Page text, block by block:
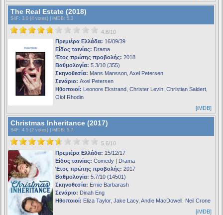
The Real Estate (2018)
S4F : 3.0 (4 votes) | iMDB: 5.3
4.8/10
Πρεμιέρα Ελλάδα: 16/09/39
Είδος ταινίας: Drama
Έτος πρώτης προβολής: 2018
Βαθμολογία: 5.3/10 (355)
Σκηνοθεσία: Mans Mansson, Axel Petersen
Σενάριο: Axel Petersen
Ηθοποιοί: Leonore Ekstrand, Christer Levin, Christian Saldert,
Olof Rhodin
[iMDB]
Christmas Inheritance (2017)
S4F : 4.5 (2 votes) | iMDB: 5.7
5.6/10
Πρεμιέρα Ελλάδα: 15/12/17
Είδος ταινίας: Comedy | Drama
Έτος πρώτης προβολής: 2017
Βαθμολογία: 5.7/10 (14501)
Σκηνοθεσία: Ernie Barbarash
Σενάριο: Dinah Eng
Ηθοποιοί: Eliza Taylor, Jake Lacy, Andie MacDowell, Neil Crone
[iMDB]